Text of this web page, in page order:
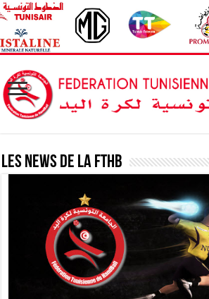
Les News de la FTHB